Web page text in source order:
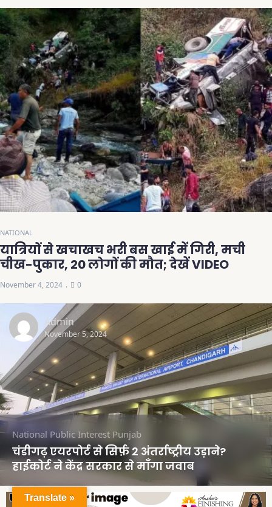
NATIONAL
यात्रियों से खचाखच भरी बस खाई में गिरी, मची
चीख-पुकार, 20 लोगों की मौत; देखें VIDEO
November 4, 2024 0
Admin
November 5, 2024
National Public Interest Punjab
चंडीगढ़ एयरपोर्ट से सिर्फ़ 2 अंतर्राष्ट्रीय उड़ाने?
हाईकोर्ट ने केंद्र सरकार से माँगा जवाब
Translate »